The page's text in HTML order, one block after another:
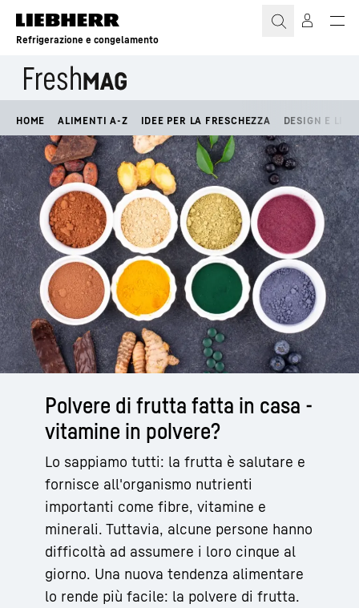
Refrigerazione e congelamento
HOME ALIMENTI A-Z IDEE PER LA FRESCHEZZA DESIGN E
Polvere di frutta fatta in casa -
vitamine in polvere?
Lo sappiamo tutti: la frutta è salutare e
fornisce all'organismo nutrienti
importanti come fibre, vitamine e
minerali. Tuttavia, alcune persone hanno
difficoltà ad assumere i loro cinque al
giorno. Una nuova tendenza alimentare
lo rende più facile: la polvere di frutta.